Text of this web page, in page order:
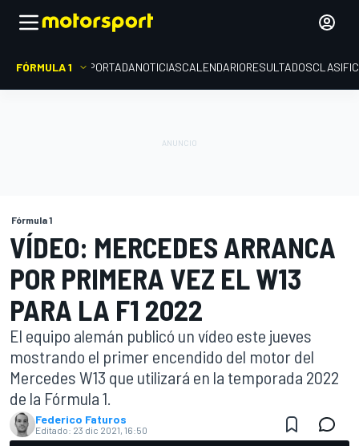
FÓRMULA 1 PORTADANOTICIASCALENDARIORESULTADOS
Fórmula 1
VÍDEO: MERCEDES ARRANCA
POR PRIMERA VEZ EL W13
PARA LA F1 2022
El equipo alemán publicó un vídeo este jueves
mostrando el primer encendido del motor del
Mercedes W13 que utilizará en la temporada 2022
de la Fórmula 1.
Federico Faturos
Editado: 23 dic 2021, 16:50